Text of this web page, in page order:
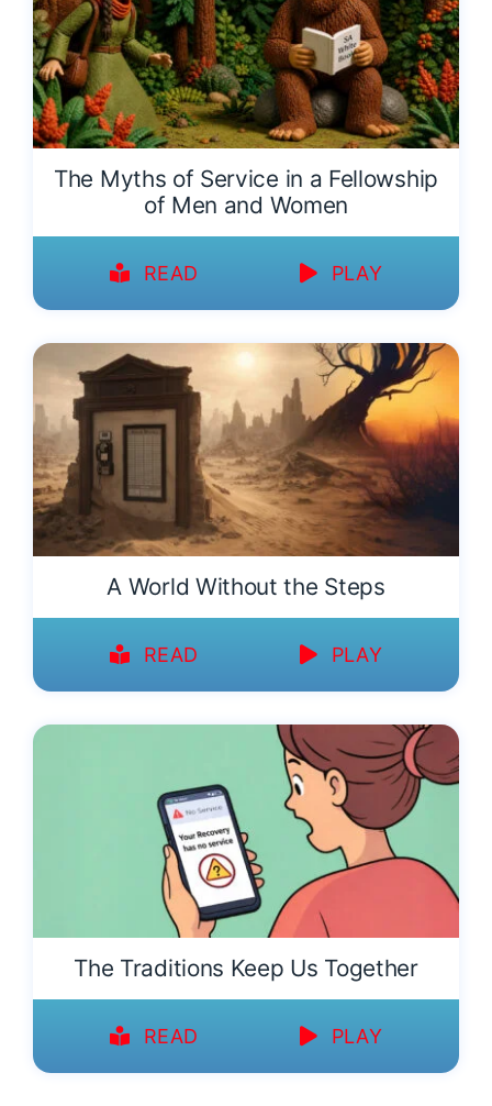
The Myths of Service in a Fellowship
of Men and Women
READ PLAY
A World Without the Steps
READ PLAY
The Traditions Keep Us Together
READ PLAY